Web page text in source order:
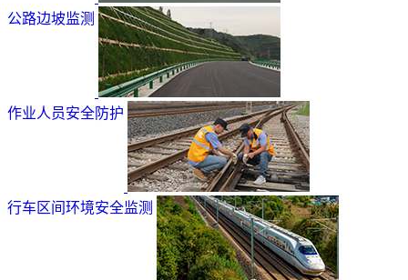
公路边坡监测
作业人员安全防护
行车区间环境安全监测